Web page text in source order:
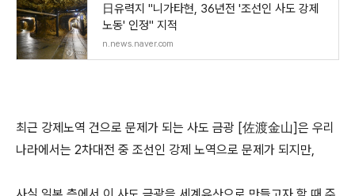
日유력지 "니가타현, 36년전 '조선인 사도 강제
노동' 인정" 지적
n.news.naver.com
최근 강제노역 건으로 문제가 되는 사도 금광 [佐渡金山]은 우리
나라에서는 2차대전 중 조선인 강제 노역으로 문제가 되지만,